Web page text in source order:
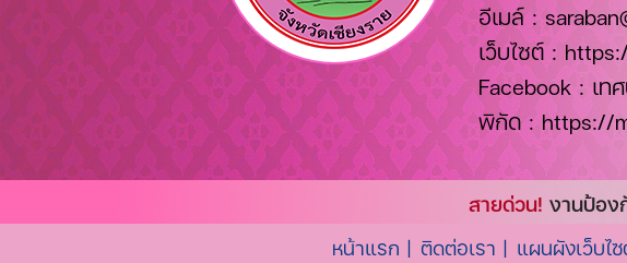
อีเมล์ :
เว็บไซต์ :
Facebook : เท
พิกัด : https://
สายด่วน! งานป้อง
หน้าแรก | ติดต่อเรา | แผนผังเว็บไ